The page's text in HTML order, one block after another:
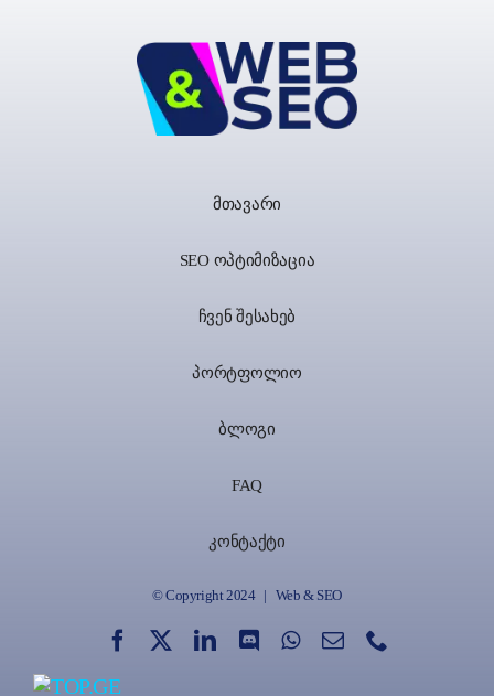
მთავარი
SEO ოპტიმიზაცია
ჩვენ შესახებ
პორტფოლიო
ბლოგი
FAQ
კონტაქტი
© Copyright 2024 | Web & SEO